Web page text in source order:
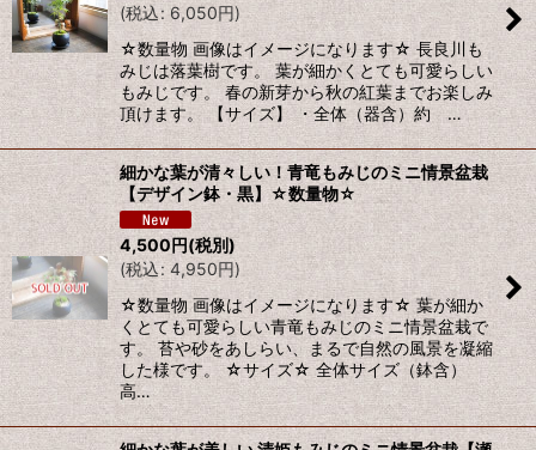
絞り込む
(税込: 6,050円)
☆数量物 画像はイメージになります☆ 長良川も
みじは落葉樹です。 葉が細かくとても可愛らしい
もみじです。 春の新芽から秋の紅葉までお楽しみ
頂けます。 【サイズ】 ・全体（器含）約 …
細かな葉が清々しい！青竜もみじのミニ情景盆栽
【デザイン鉢・黒】☆数量物☆
4,500円(税別)
(税込: 4,950円)
☆数量物 画像はイメージになります☆ 葉が細か
くとても可愛らしい青竜もみじのミニ情景盆栽で
す。 苔や砂をあしらい、まるで自然の風景を凝縮
した様です。 ☆サイズ☆ 全体サイズ（鉢含）
高…